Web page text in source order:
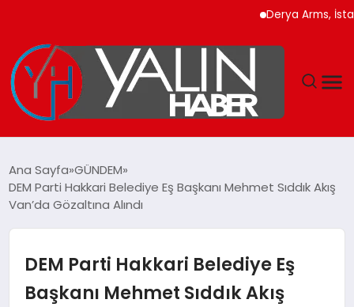
Derya Arms,
SPOR
Ana Sayfa GÜNDEM
DEM Parti Hakkari Belediye Eş Başkanı Mehmet Sıddık Akış
Van’da Gözaltına Alındı
DEM Parti Hakkari Belediye Eş
Başkanı Mehmet Sıddık Akış